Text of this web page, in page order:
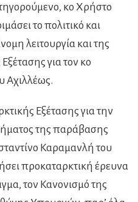
κο Χρήστο
το πολιτικό και
λειτουργία και της
για τον κο
Αχιλλέως.
Εξέτασης για την
της παράβασης
Καραμανλή του
προκαταρκτική έρευνα
τον Κανονισμό της